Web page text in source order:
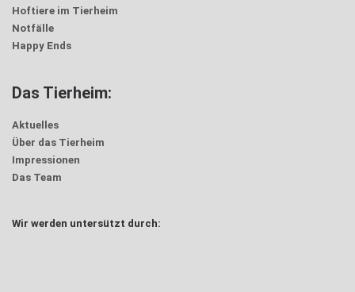
Hoftiere im Tierheim
Notfälle
Happy Ends
Das Tierheim:
Aktuelles
Über das Tierheim
Impressionen
Das Team
Wir werden untersützt durch: